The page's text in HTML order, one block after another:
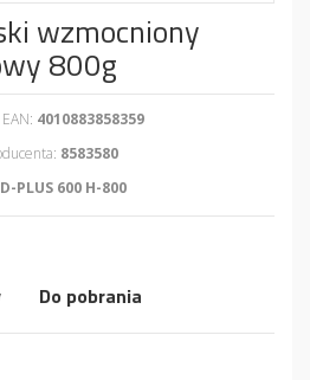
wzmocniony
800g
4010883858359
8583580
PLUS 600 H-800
Do pobrania